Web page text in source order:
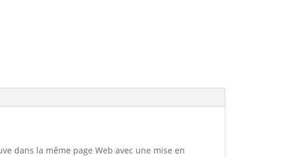
dans la même page Web avec une mise en